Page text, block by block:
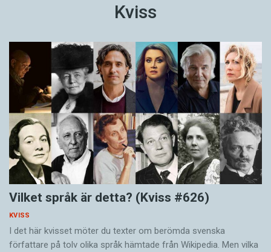
Kviss
Vilket språk är detta? (Kviss #626)
KVISS
I det här kvisset möter du texter om berömda svenska
författare på tolv olika språk hämtade från Wikipedia. Men vilka